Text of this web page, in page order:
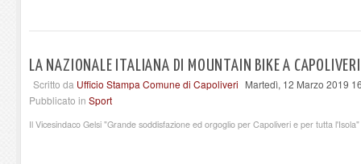
LA NAZIONALE ITALIANA DI MOUNTAIN BIKE A
Scritto da Ufficio Stampa Comune di Capoliveri Martedì, 12 Marzo 2019
Pubblicato in Sport
Il Vicesindaco Gelsi "Grande soddisfazione ed orgoglio per Capoliveri e per tutta l'Isola"